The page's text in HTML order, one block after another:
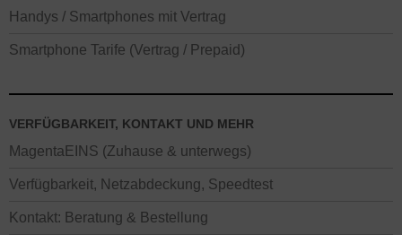
Handys / Smartphones mit Vertrag
Smartphone Tarife (Vertrag / Prepaid)
VERFÜGBARKEIT, KONTAKT UND MEHR
MagentaEINS (Zuhause & unterwegs)
Verfügbarkeit, Netzabdeckung, Speedtest
Kontakt: Beratung & Bestellung